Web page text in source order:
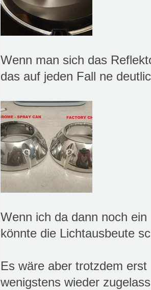
Wenn man sich das
das auf jeden Fall ne
Wenn ich da dann noch
könnte die Lichtausbeute
Es wäre aber trotzdem
wenigstens wieder